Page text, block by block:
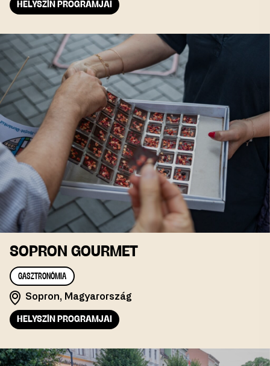
HELYSZÍN PROGRAMJAI
SOPRON GOURMET
GASZTRONÓMIA
Sopron, Magyarország
HELYSZÍN PROGRAMJAI